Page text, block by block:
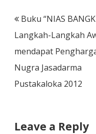
Post
navigation
Buku “NIAS
Langkah-Langkah
mendapat
Nugra Jasadarma
Pustakaloka 2012
Leave a Reply